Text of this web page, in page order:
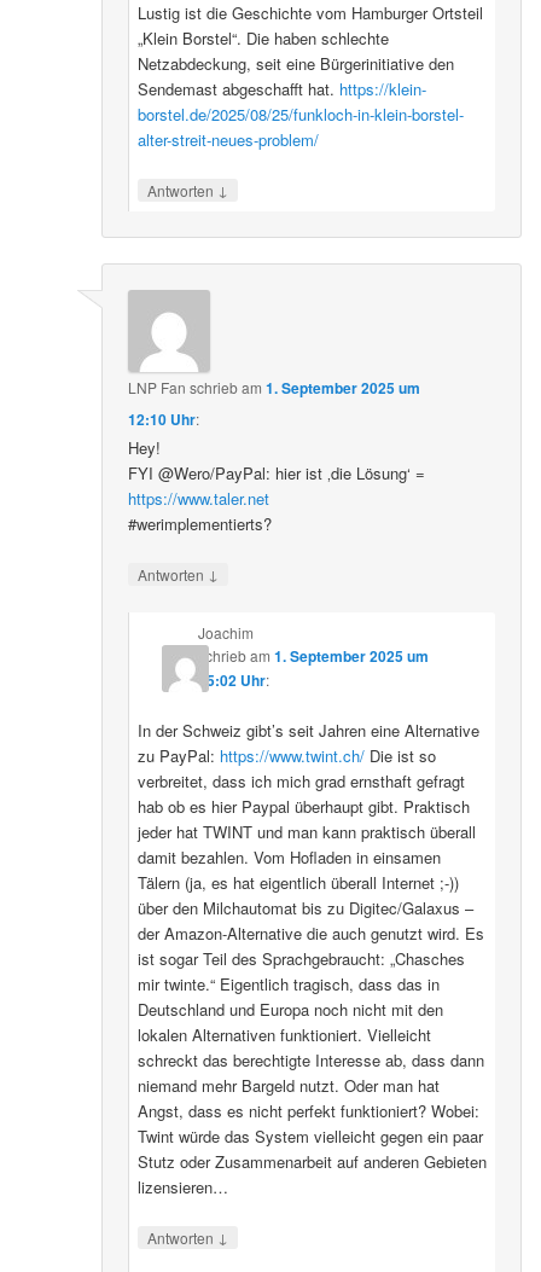
Lustig ist die Geschichte vom Hamburger Ortsteil
„Klein Borstel“. Die haben schlechte
Netzabdeckung, seit eine Bürgerinitiative den
Sendemast abgeschafft hat. https://klein-
borstel.de/2025/08/25/funkloch-in-klein-borstel-
alter-streit-neues-problem/
Antworten ↓
LNP Fan schriebam1. September 2025 um
12:10 Uhr:
Hey!
FYI @Wero/PayPal: hier ist ‚die Lösung‘ =
https://www.taler.net
#werimplementierts?
Antworten ↓
Joachim
schriebam 1. September 2025 um
15:02 Uhr:
In der Schweiz gibt’s seit Jahren eine Alternative
zu PayPal: https://www.twint.ch/Die ist so
verbreitet, dass ich mich grad ernsthaft gefragt
hab ob es hier Paypal überhaupt gibt. Praktisch
jeder hat TWINT und man kann praktisch überall
damit bezahlen. Vom Hofladen in einsamen
Tälern (ja, es hat eigentlich überall Internet ;-))
über den Milchautomat bis zu Digitec/Galaxus –
der Amazon-Alternative die auch genutzt wird. Es
ist sogar Teil des Sprachgebraucht: „Chasches
mir twinte.“ Eigentlich tragisch, dass das in
Deutschland und Europa noch nicht mit den
lokalen Alternativen funktioniert. Vielleicht
schreckt das berechtigte Interesse ab, dass dann
niemand mehr Bargeld nutzt. Oder man hat
Angst, dass es nicht perfekt funktioniert? Wobei:
Twint würde das System vielleicht gegen ein paar
Stutz oder Zusammenarbeit auf anderen Gebieten
lizensieren…
Antworten ↓